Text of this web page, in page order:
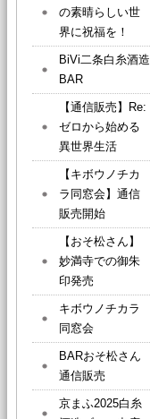
の素晴らしい世
界に祝福を！
BiVi二条白糸酒造
BAR
【通信販売】Re:
ゼロから始める
異世界生活
【キボウノチカ
ラ同窓会】通信
販売開始
【おそ松さん】
妙満寺での御朱
印発売
キボウノチカラ
同窓会
BARおそ松さん
通信販売
京まふ2025白糸